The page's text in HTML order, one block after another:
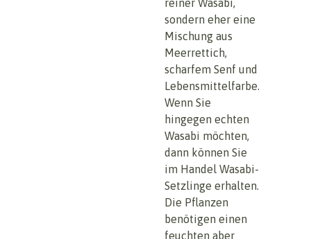
reiner Wasabi,
sondern eher eine
Mischung aus
Meerrettich,
scharfem Senf und
Lebensmittelfarbe.
Wenn Sie
hingegen echten
Wasabi möchten,
dann können Sie
im Handel Wasabi-
Setzlinge erhalten.
Die Pflanzen
benötigen einen
feuchten aber